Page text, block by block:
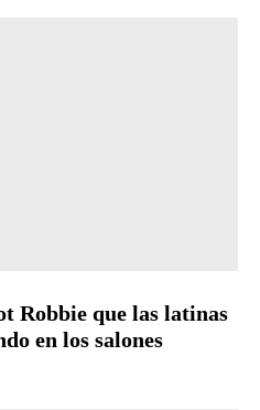
Robbie que las latinas
en los salones